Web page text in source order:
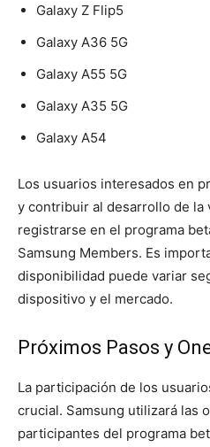
Galaxy Z Flip5
Galaxy A36 5G
Galaxy A55 5G
Galaxy A35 5G
Galaxy A54
Los usuarios interesados en
y contribuir al desarrollo de la
registrarse en el programa
Samsung Members. Es
disponibilidad puede variar
dispositivo y el mercado.
Próximos Pasos y
La participación de los
crucial. Samsung utilizará las
participantes del programa